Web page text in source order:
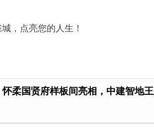
，点亮您的人生！
怀柔国贤府样板间亮相，中建智地